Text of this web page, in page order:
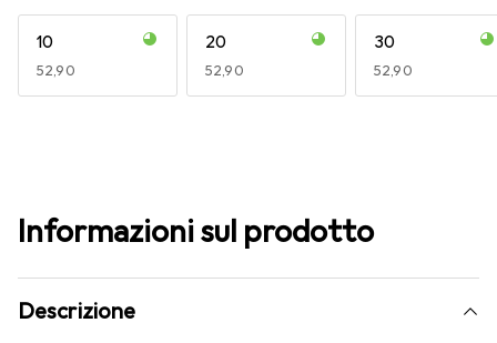
10
EUR
52,90
20
EUR
52,90
30
EUR
52,90
Informazioni sul prodotto
Descrizione